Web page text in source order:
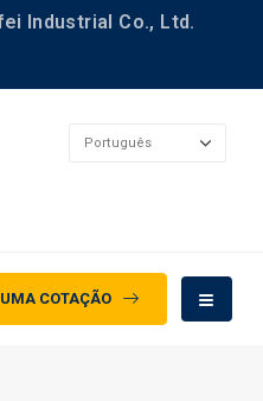
Industrial Co., Ltd.
COTAÇÃO